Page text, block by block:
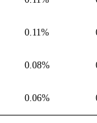
0.11%
0.08%
0.06%